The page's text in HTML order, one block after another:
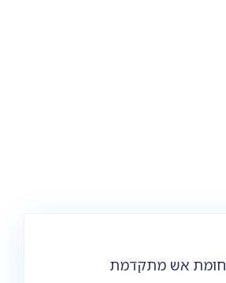
חומת אש מתקדמת